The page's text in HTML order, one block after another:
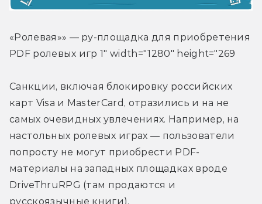
«Ролевая»» — ру-площадка для приобретения
PDF ролевых игр 1" width="1280" height="269
Санкции, включая блокировку российских
карт Visa и MasterCard, отразились и на не
самых очевидных увлечениях. Например, на
настольных ролевых играх — пользователи
попросту не могут приобрести PDF-
материалы на западных площадках вроде
DriveThruRPG (там продаются и
русскоязычные книги).